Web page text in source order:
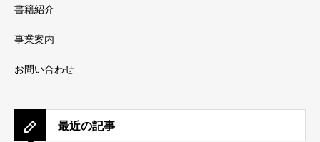
書籍紹介
事業案内
お問い合わせ
最近の記事